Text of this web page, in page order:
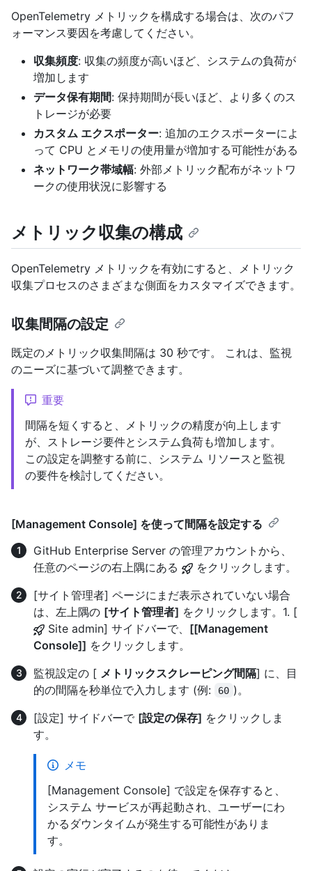
OpenTelemetry メトリックを構成する場合は、次のパフ
ォーマンス要因を考慮してください。
収集頻度: 収集の頻度が高いほど、システムの負荷が
増加します
データ保有期間: 保持期間が長いほど、より多くのス
トレージが必要
カスタム エクスポーター: 追加のエクスポーターによ
って CPU とメモリの使用量が増加する可能性がある
ネットワーク帯域幅: 外部メトリック配布がネットワ
ークの使用状況に影響する
メトリック収集の構成
OpenTelemetry メトリックを有効にすると、メトリック
収集プロセスのさまざまな側面をカスタマイズできます。
収集間隔の設定
既定のメトリック収集間隔は 30 秒です。 これは、監視
のニーズに基づいて調整できます。
重要
間隔を短くすると、メトリックの精度が向上します
が、ストレージ要件とシステム負荷も増加します。
この設定を調整する前に、システム リソースと監視
の要件を検討してください。
[Management Console] を使って間隔を設定する
GitHub Enterprise Server の管理アカウントから、
任意のページの右上隅にある
をクリックします。
[サイト管理者] ページにまだ表示されていない場合
は、左上隅の [サイト管理者] をクリックします。1. [
Site admin] サイドバーで、 [[Management
Console]] をクリックします。
監視設定の [ メトリックスクレーピング間隔] に、目
的の間隔を秒単位で入力します (例:
60 )。
[設定] サイドバーで [設定の保存] をクリックしま
す。
メモ
[Management Console] で設定を保存すると、
システム サービスが再起動され、ユーザーにわ
かるダウンタイムが発生する可能性がありま
す。